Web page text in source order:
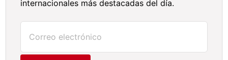
internacionales más destacadas del día.